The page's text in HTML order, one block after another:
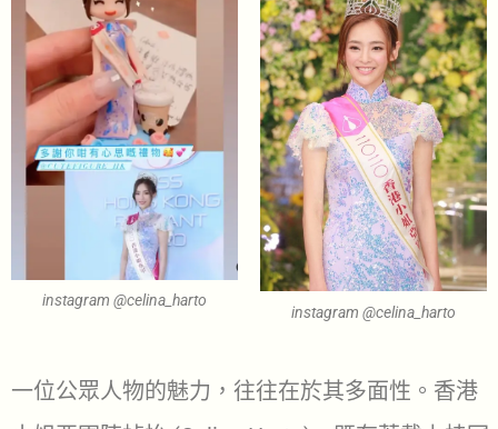
instagram @celina_harto
instagram @celina_harto
一位公眾人物的魅力，往往在於其多面性。香港